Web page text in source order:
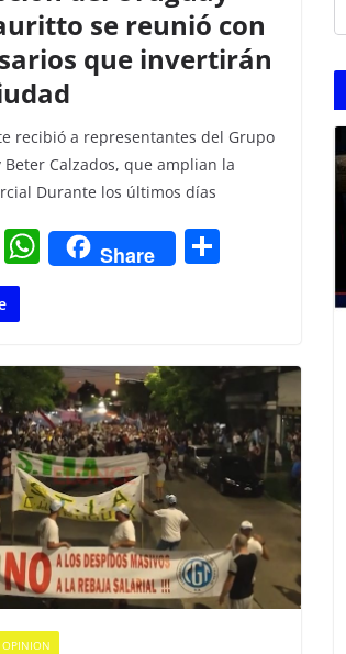
se reunió con
que invertirán
recibió a representantes del Grupo
Beter Calzados, que amplian la
Durante los últimos días
T W
h
A
p
p
Share
ar
tir
OPINION